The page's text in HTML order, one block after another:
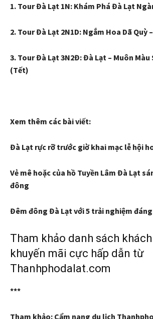
1. Tour Đà Lạt 1N: Khám Phá Đà Lạt
2. Tour Đà Lạt 2N1D: Ngắm Hoa Dã Quỳ
3. Tour Đà Lạt 3N2Đ: Đà Lạt – Muôn Màu
(Tết)
Xem thêm các bài viết:
Đà Lạt rực rỡ trước giờ khai mạc lễ hội
Vẻ mê hoặc của hồ Tuyền Lâm Đà Lạt
đông
Đêm đông Đà Lạt với 5 trải nghiệm
Tham khảo danh sách
khuyến mãi cực hấp dẫn từ
Thanhphodalat.com
***
Tham khảo: Cẩm nang du lịch